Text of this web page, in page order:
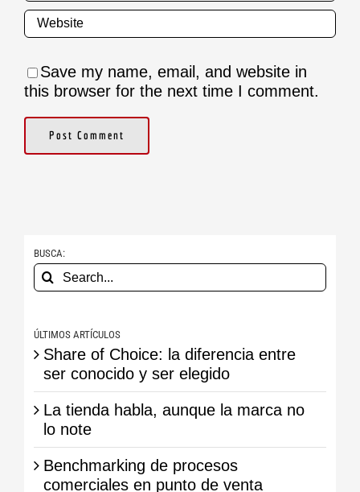
Save my name, email, and website in
this browser for the next time I comment.
BUSCA:
Search
for:
ÚLTIMOS ARTÍCULOS
Share of Choice: la diferencia entre
ser conocido y ser elegido
La tienda habla, aunque la marca no
lo note
Benchmarking de procesos
comerciales en punto de venta